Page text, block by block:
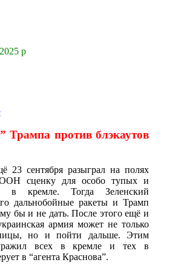
р
Трампа против блэкаутов
сентября разыграл на полях
ООН сценку для особо тупых и
в кремле. Тогда Зеленский
дальнобойные ракеты и Трамп
бы и не дать. После этого ещё и
армия может не только
но и пойти дальше. Этим
всех в кремле и тех в
в “агента Краснова”.